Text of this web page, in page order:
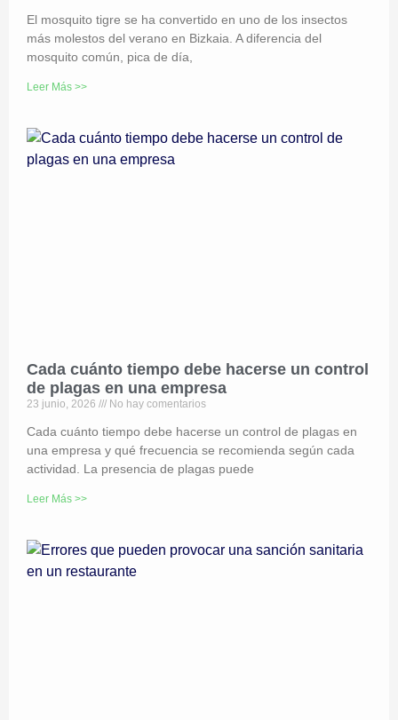
El mosquito tigre se ha convertido en uno de los insectos
más molestos del verano en Bizkaia. A diferencia del
mosquito común, pica de día,
Leer Más >>
Cada cuánto tiempo debe hacerse un control
de plagas en una empresa
23 junio, 2026 No hay comentarios
Cada cuánto tiempo debe hacerse un control de plagas en
una empresa y qué frecuencia se recomienda según cada
actividad. La presencia de plagas puede
Leer Más >>